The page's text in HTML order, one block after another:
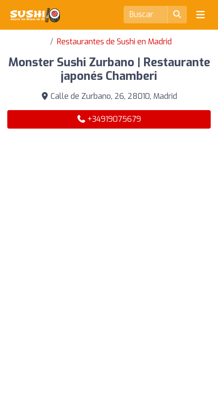
Restaurantes de Sushi en Madrid
Monster Sushi Zurbano | Restaurante
japonés Chamberi
Calle de Zurbano, 26, 28010, Madrid
+34919075679